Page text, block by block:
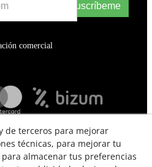
Suscríbeme
comercial
de terceros para mejorar
técnicas, para mejorar tu
almacenar tus preferencias